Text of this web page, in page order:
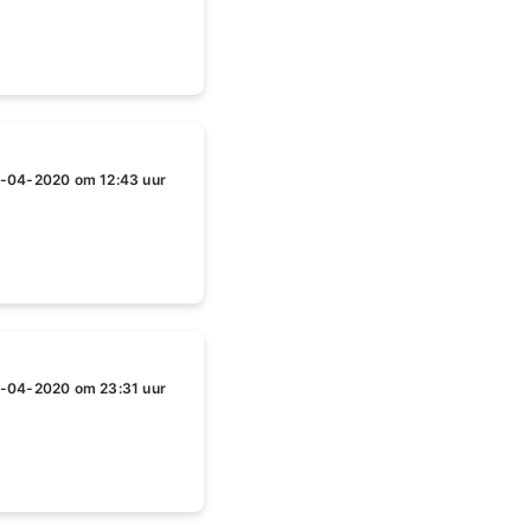
04-2020 om 12:43 uur
04-2020 om 23:31 uur